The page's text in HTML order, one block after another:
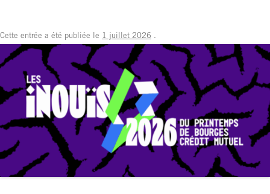
Cette entrée a été publiée le 1 juillet 2026 .